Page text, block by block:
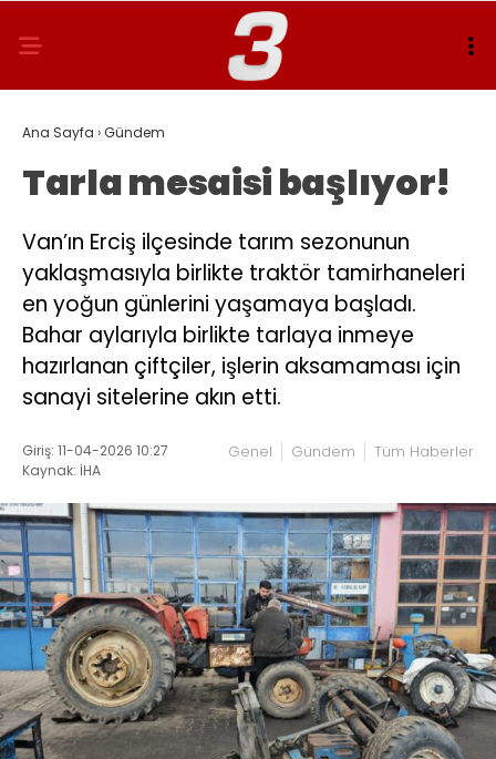
Ana Sayfa ›Gündem
Tarla mesaisi başlıyor!
Van’ın Erciş ilçesinde tarım sezonunun
yaklaşmasıyla birlikte traktör tamirhaneleri
en yoğun günlerini yaşamaya başladı.
Bahar aylarıyla birlikte tarlaya inmeye
hazırlanan çiftçiler, işlerin aksamaması için
sanayi sitelerine akın etti.
Giriş: 11-04-2026 10:27
Kaynak: İHA
Genel Gündem Tüm Haberler